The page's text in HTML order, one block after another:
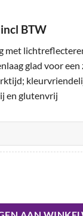
Prijsklasse:
incl BTW
met
glad voor
en glutenvrij
aantal